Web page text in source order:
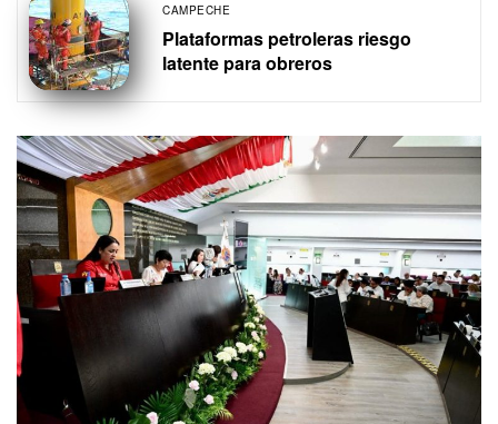
CAMPECHE
Plataformas petroleras riesgo
latente para obreros